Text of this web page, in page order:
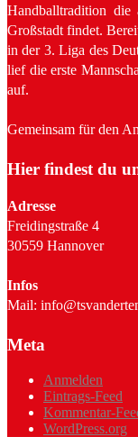
Handballtradition
Großstadt findet.
in der 3. Liga des
lief die erste
auf.
Gemeinsam für den
Hier findest du
Adresse
Freidingstraße 4
30559 Hannover
Infos
Mail:
Meta
Anmelden
Eintrags-Feed
Kommentar-
WordPress.org